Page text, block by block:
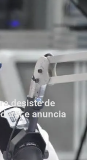
desiste de
e anuncia